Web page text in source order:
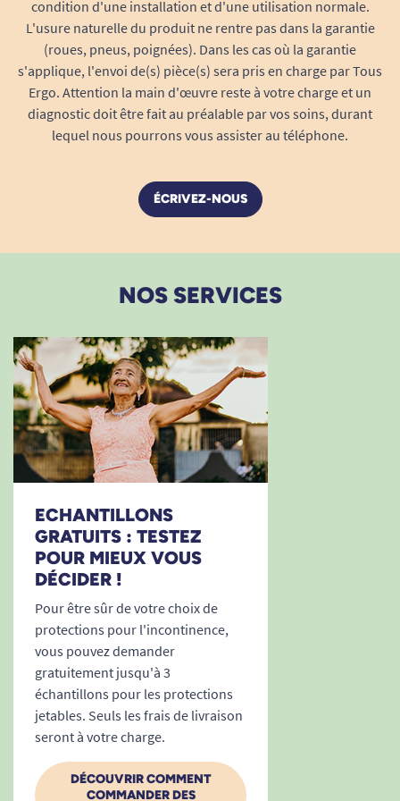
porter la protection sous tout type de
vêtement sans effet de volume ni bruit.
Un produit pensé pour la dignité et
l’autonomie
LeTENA ProSkin Slip Super Smallest conçu
pour respecter l’intégrité et la dignité de chaque
l’intervention des aidants et maintient la
confiance en soi au quotidien. Grâce à ses
conserver une vie sociale et familiale active, tout
fuites et irritations.
Convient aux personnes âgées, adultes de
petite corpulence, personnes en situation
de handicap et toute personne nécessitant
un change complet de taille petite avec
forte absorption.
Favorise la mobilité et le repos : son port
est confortable aussi bien en fauteuil qu’au
lit ou lors des déplacements.
S’adapte à tous les rythmes de vie grâce à
un packaging pratique (paquet de 30
unités), facilement stockable et
transportable.
En résumé : pourquoi choisir TENA
ProSkin Slip Super Small ?
Protection maximale en cas
d’incontinence sévère :
d’absorption pour une sécurité longue
Tour de taille Small :
adapté de 56 à 85 cm,
condition d'une installation et d'une utilisation normale.
L'usure naturelle du produit ne rentre pas dans la garantie
(roues, pneus, poignées). Dans les cas où la garantie
s'applique, l'envoi de(s) pièce(s) sera pris en charge par Tous
Ergo. Attention la main d'œuvre reste à votre charge et un
diagnostic doit être fait au préalable par vos soins, durant
lequel nous pourrons vous assister au téléphone.
ÉCRIVEZ-NOUS
NOS SERVICES
ECHANTILLONS
GRATUITS : TESTEZ
POUR MIEUX VOUS
DÉCIDER !
Pour être sûr de votre choix de
protections pour l'incontinence,
vous pouvez demander
gratuitement jusqu'à 3
échantillons pour les protections
jetables. Seuls les frais de livraison
seront à votre charge.
DÉCOUVRIR COMMENT
COMMANDER DES